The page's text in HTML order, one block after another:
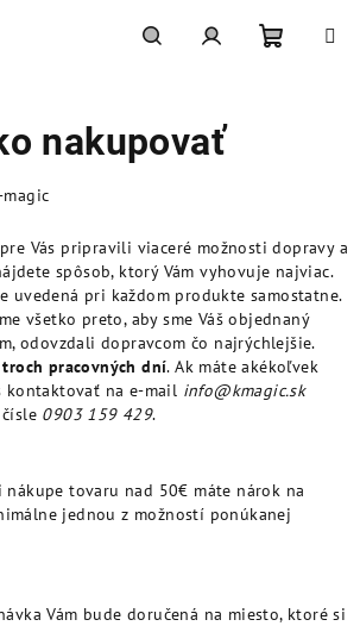
nakupovať
Vás pripravili viaceré možnosti dopravy a
spôsob, ktorý Vám vyhovuje najviac.
uvedená pri každom produkte samostatne.
všetko preto, aby sme Váš objednaný
odovzdali dopravcom čo najrýchlejšie.
pracovných dní. Ak máte akékoľvek
kontaktovať na e-mail info@kmagic.sk
0903 159 429.
tovaru nad 50€ máte nárok na
jednou z možností ponúkanej
Vám bude doručená na miesto, ktoré si